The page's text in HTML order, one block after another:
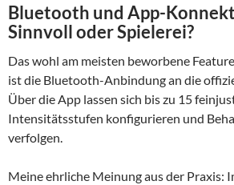
Bluetooth und App-
Sinnvoll oder Spielerei?
Das wohl am meisten beworbene
ist die Bluetooth-Anbindung an die
Über die App lassen sich bis zu 15
Intensitätsstufen konfigurieren und
verfolgen.
Meine ehrliche Meinung aus der Praxis: